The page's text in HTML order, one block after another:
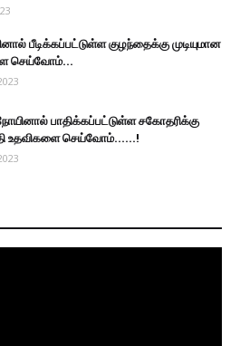
பீடிக்கப்பட்டுள்ள குழந்தைக்கு முடியுமான
செய்வோம்...
நோயினால் பாதிக்கப்பட்டுள்ள சகோதரிக்கு
உதவிகளை செய்வோம்......!